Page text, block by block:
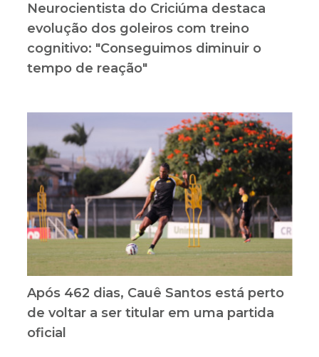
Neurocientista do Criciúma destaca
evolução dos goleiros com treino
cognitivo: "Conseguimos diminuir o
tempo de reação"
Após 462 dias, Cauê Santos está perto
de voltar a ser titular em uma partida
oficial